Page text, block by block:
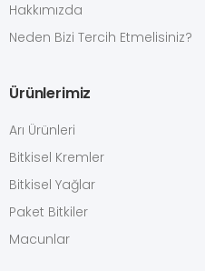
Hakkımızda
Neden Bizi Tercih Etmelisiniz?
Ürünlerimiz
Arı Ürünleri
Bitkisel Kremler
Bitkisel Yağlar
Paket Bitkiler
Macunlar